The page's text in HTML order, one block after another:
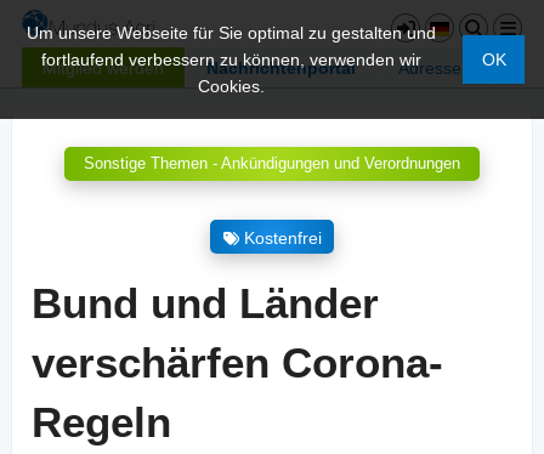
Mitglied werden Nachrichtenportal Adressen
Um unsere Webseite für Sie optimal zu gestalten und
fortlaufend verbessern zu können, verwenden wir
Cookies.
OK
Sonstige Themen - Ankündigungen und Verordnungen
Kostenfrei
Bund und Länder
verschärfen Corona-
Regeln